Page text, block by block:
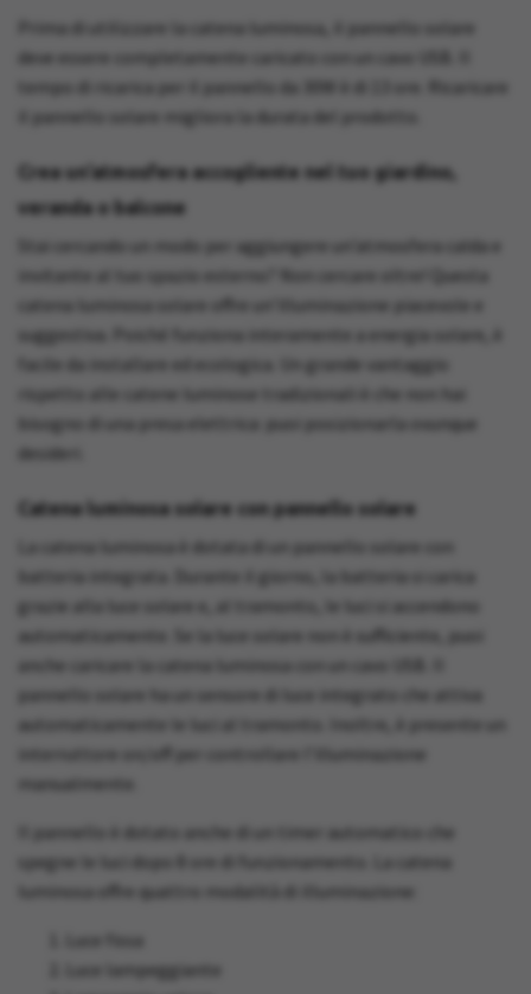
Prima di utilizzare la catena luminosa, il pannello solare
deve essere completamente caricato con un cavo USB. Il
tempo di ricarica per il pannello da 30W è di 13 ore. Ricaricare
il pannello solare migliora la durata del prodotto.
Crea un’atmosfera accogliente nel tuo giardino,
veranda o balcone
Stai cercando un modo per aggiungere un’atmosfera calda e
invitante al tuo spazio esterno? Non cercare oltre! Questa
catena luminosa solare offre un’illuminazione piacevole e
suggestiva. Poiché funziona interamente a energia solare, è
facile da installare ed ecologica. Un grande vantaggio
rispetto alle catene luminose tradizionali è che non hai
bisogno di una presa elettrica: puoi posizionarla ovunque
desideri.
Catena luminosa solare con pannello solare
La catena luminosa è dotata di un pannello solare con
batteria integrata. Durante il giorno, la batteria si carica
grazie alla luce solare e, al tramonto, le luci si accendono
automaticamente. Se la luce solare non è sufficiente, puoi
anche caricare la catena luminosa con un cavo USB. Il
pannello solare ha un sensore di luce integrato che attiva
automaticamente le luci al tramonto. Inoltre, è presente un
interruttore on/off per controllare l’illuminazione
manualmente.
Il pannello è dotato anche di un timer automatico che
spegne le luci dopo 8 ore di funzionamento. La catena
luminosa offre quattro modalità di illuminazione:
Luce fissa
Luce lampeggiante